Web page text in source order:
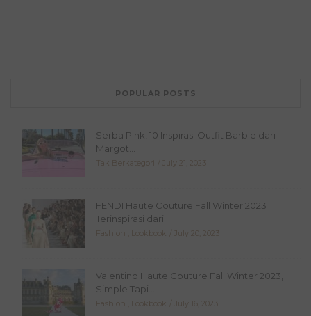
POPULAR POSTS
Serba Pink, 10 Inspirasi Outfit Barbie dari
Margot...
Tak Berkategori July 21, 2023
FENDI Haute Couture Fall Winter 2023
Terinspirasi dari...
Fashion Lookbook July 20, 2023
Valentino Haute Couture Fall Winter 2023,
Simple Tapi...
Fashion Lookbook July 16, 2023